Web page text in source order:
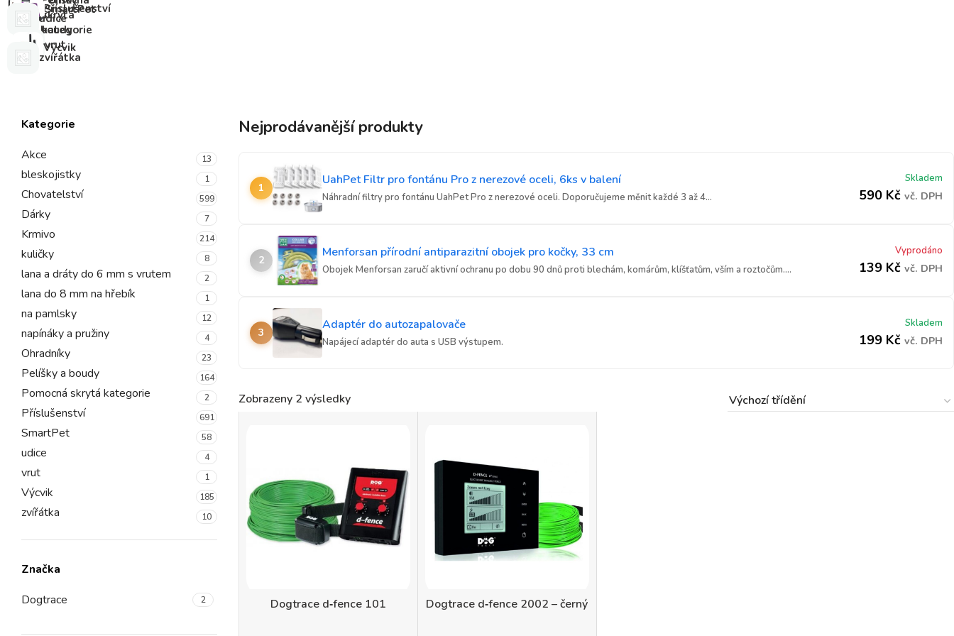
a
boudy
skrytá
kategorie
Příslušenství
SmartPet
udice
vrut
Výcvik
zvířátka
Kategorie
Akce
13
bleskojistky 1
Chovatelství 599
Dárky 7
Krmivo 214
kuličky 8
lana a dráty do 6 mm s vrutem 2
lana do 8 mm na hřebík 1
na pamlsky 12
napínáky a pružiny 4
Ohradníky 23
Pelíšky a boudy 164
Pomocná skrytá kategorie 2
Příslušenství 691
SmartPet 58
udice 4
vrut 1
Výcvik 185
zvířátka 10
Značka
Dogtrace
2
Nejprodávanější produkty
1 UahPet Filtr pro fontánu Pro z nerezové oceli, 6ks v balení
Náhradní filtry pro fontánu UahPet Pro z nerezové oceli. Doporučujeme měnit každé 3 až 4...
Skladem
590 Kč vč. DPH
2 Menforsan přírodní antiparazitní obojek pro kočky, 33 cm
Obojek Menforsan zaručí aktivní ochranu po dobu 90 dnů proti blechám, komárům, klíšťatům, vším a roztočům....
Vyprodáno
139 Kč vč. DPH
3 Adaptér do autozapalovače
Napájecí adaptér do auta s USB výstupem.
Skladem
199 Kč vč. DPH
Zobrazeny 2 výsledky
Dogtrace d‑fence 101 Dogtrace d‑fence 2002 – černý